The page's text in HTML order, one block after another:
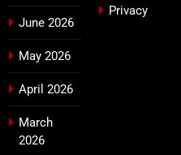
June 2026
May 2026
April 2026
March
2026
Privacy